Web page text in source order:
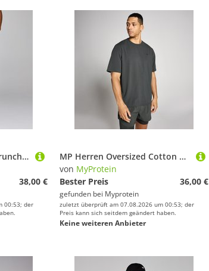
MP Nahtlose Invisible Scrunch Leggings für Damen – Vintage-Schwarz - XXL
38,00 €
00:53; der
MP Herren Oversized Cotton Modal T-Shirt - Vintage-Schwarz - S
von MyProtein
Bester Preis
36,00 €
gefunden bei Myprotein
zuletzt überprüft am 07.08.2026 um 00:53; der
Preis kann sich seitdem geändert haben.
Keine weiteren Anbieter